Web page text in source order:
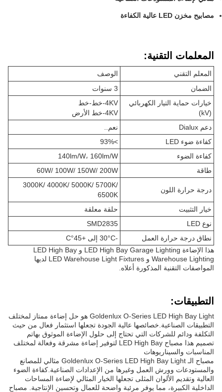
مصابيح مخزن LED عالية الكفاءة
المعلمات التقنية:
المعلم التقني
الوصف
الضمان
3 سنوات
خيارات حماية التيار الكهربائي
(kV)
4KV-خط-خط
4KV-خط الأرض
دعم Dialux
نعم..
كفاءة ضوء LED
>93%
كفاءة الضوء
140lm/W، 160lm/W
طاقة
60W/ 100W/ 150W/ 200W
درجة حرارة اللون
3000K/ 4000K/ 5000K/ 5700K/
6500K
خيار التثبيت
حلقة معلقة
نوع LED
SMD2835
نطاق درجة حرارة العمل
-30°C إلى +45°C
هذا الإضاءة LED High Bay Garage Lighting و LED High Bay
Warehouse Lighting و LED Warehouse Light Fixtures لديها
المواصفات التقنية المذكورة أعلاه.
التطبيقات:
Goldenlux O-Series LED High Bay Light هو حل إضاءة ممتاز لمختلف
التطبيقات الصناعية.خصائصها عالية الجودة تجعلها استثمار فعال من حيث
التكلفة ودائم للشركات التي تحتاج إلى حلول الإضاءة الموثوق بهاتم
تصميم هذا مصباح LED High Bay لتوفير إضاءة مشرقة وفعالة لمختلف
المناسبات والسيناريوهات
مصباح الـ Goldenlux O-Series LED High Bay Light مثالي للمصانع
والمستودعات وورش العمل وغيرها من الإعدادات الصناعية.كفاءة الضوء
العالية وتقديم الألوان المثلى تجعلها الخيار المثالي لإضاءة المساحات
الداخلية الكبيرة، مما يوفر مرئية واضحة للعمال وتحسين الإنتاجية. مصباح